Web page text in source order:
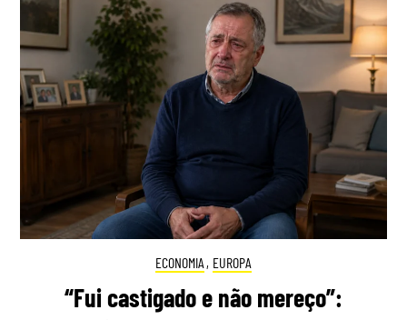
ECONOMIA , EUROPA
“Fui castigado e não mereço”: